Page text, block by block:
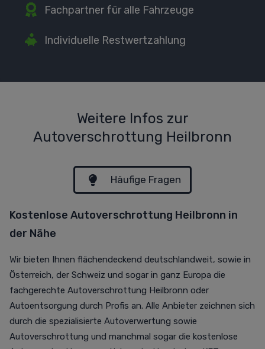
Fachpartner für alle Fahrzeuge
Individuelle Restwertzahlung
Weitere Infos zur
Autoverschrottung Heilbronn
Häufige Fragen
Kostenlose Autoverschrottung Heilbronn in
der Nähe
Wir bieten Ihnen flächendeckend deutschlandweit, sowie in
Österreich, der Schweiz und sogar in ganz Europa die
fachgerechte Autoverschrottung Heilbronn oder
Autoentsorgung durch Profis an. Alle Anbieter zeichnen sich
durch die spezialisierte Autoverwertung sowie
Autoverschrottung und manchmal sogar die kostenlose